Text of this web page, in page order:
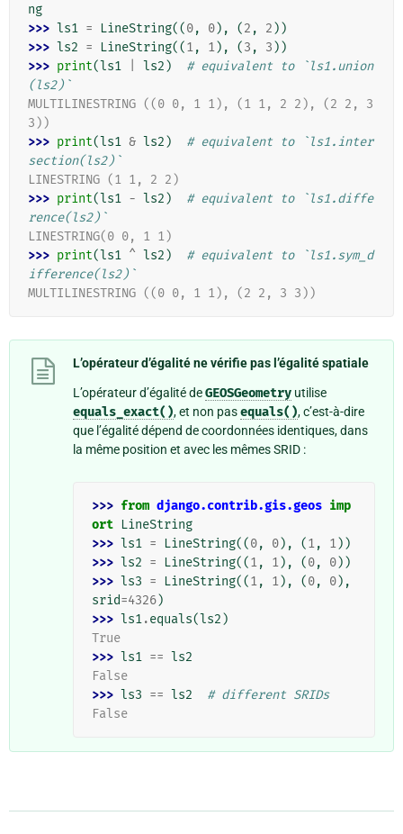
ng
>>> ls1 = LineString((0, 0), (2 , 2 ))
>>> ls2 = LineString((1, 1), (3 , 3 ))
>>> print(ls1 ls2 )
# equivalent to `ls1.union
(ls2)`
MULTILINESTRING ((0 0, 1 1), (1 1, 2 2), (2 2, 3
3))
>>> print(ls1 & ls2 )
# equivalent to `ls1.inter
section(ls2)`
LINESTRING (1 1, 2 2)
>>> print(ls1 - ls2 )
# equivalent to `ls1.diffe
rence(ls2)`
LINESTRING(0 0, 1 1)
>>> print(ls1 ^ ls2 )
# equivalent to `ls1.sym_d
ifference(ls2)`
MULTILINESTRING ((0 0, 1 1), (2 2, 3 3))
L’opérateur d’égalité ne vérifie pas l’égalité spatiale
L’opérateur d’égalité deGEOSGeometry utilise
equals_exact(), et non pasequals(), c’est-à-dire
que l’égalité dépend de coordonnées identiques, dans
la même position et avec les mêmes SRID :
>>> from django.contrib.gis.geos imp
ort LineString
>>> ls1 = LineString((0, 0), (1, 1))
>>> ls2 = LineString((1, 1), (0, 0))
>>> ls3 = LineString((1, 1), (0, 0),
srid=4326)
>>> ls1.equals(ls2 )
True
>>> ls1 == ls2
False
>>> ls3 == ls2
# different SRIDs
False